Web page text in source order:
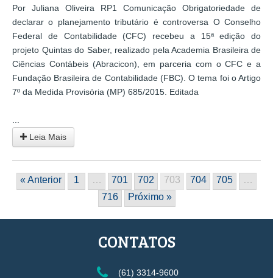
Por Juliana Oliveira RP1 Comunicação Obrigatoriedade de
declarar o planejamento tributário é controversa O Conselho
Federal de Contabilidade (CFC) recebeu a 15ª edição do
projeto Quintas do Saber, realizado pela Academia Brasileira de
Ciências Contábeis (Abracicon), em parceria com o CFC e a
Fundação Brasileira de Contabilidade (FBC). O tema foi o Artigo
7º da Medida Provisória (MP) 685/2015. Editada
Leia Mais
« Anterior 1 … 701 702 703 704 705
…
716
Próximo »
CONTATOS
(61) 3314-9600